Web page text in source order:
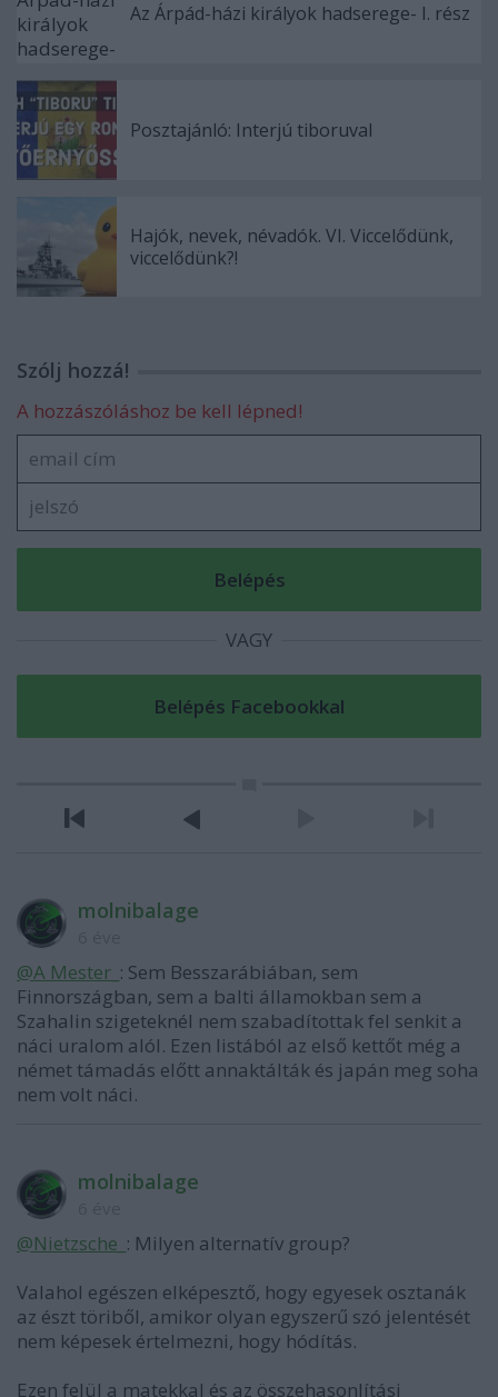
Az Árpád-házi királyok hadserege- I. rész
Posztajánló: Interjú tiboruval
Hajók, nevek, névadók. VI. Viccelődünk,
viccelődünk?!
Szólj hozzá!
A hozzászóláshoz be kell lépned!
VAGY
molnibalage
@A Mester_ : Sem Besszarábiában, sem
Finnországban, sem a balti államokban sem a
Szahalin szigeteknél nem szabadítottak fel senkit a
náci uralom alól. Ezen listából az első kettőt még a
német támadás előtt annaktálták és japán meg soha
nem volt náci.
molnibalage
@Nietzsche_ : Milyen alternatív group?
Valahol egészen elképesztő, hogy egyesek osztanák
az észt töriből, amikor olyan egyszerű szó jelentését
nem képesek értelmezni, hogy hódítás.
Ezen felül a matekkal és az összehasonlítási